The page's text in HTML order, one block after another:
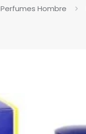
Perfumes Hombre